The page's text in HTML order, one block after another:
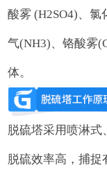
酸雾 (H2SO4)、
气(NH3)、铬酸雾
体。
脱硫塔采用喷淋式
脱硫效率高，捕捉